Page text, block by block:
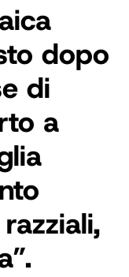
dopo
di
a